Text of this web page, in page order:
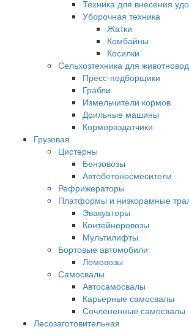
Техника для внесения
Уборочная техника
Жатки
Комбайны
Косилки
Сельхозтехника для
Пресс-подборщики
Грабли
Измельчители кормов
Доильные машины
Кормораздатчики
Грузовая
Цистерны
Бензовозы
Автобетоносмесители
Рефрижераторы
Платформы и низкорамные
Эвакуаторы
Контейнеровозы
Мультилифты
Бортовые автомобили
Ломовозы
Самосвалы
Автосамосвалы
Карьерные самосвалы
Сочлененные самосвалы
Лесозаготовительная